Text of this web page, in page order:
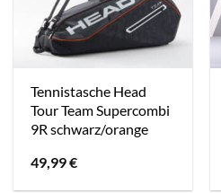
Tennistasche Head
Tour Team Supercombi
9R schwarz/orange
49,99€